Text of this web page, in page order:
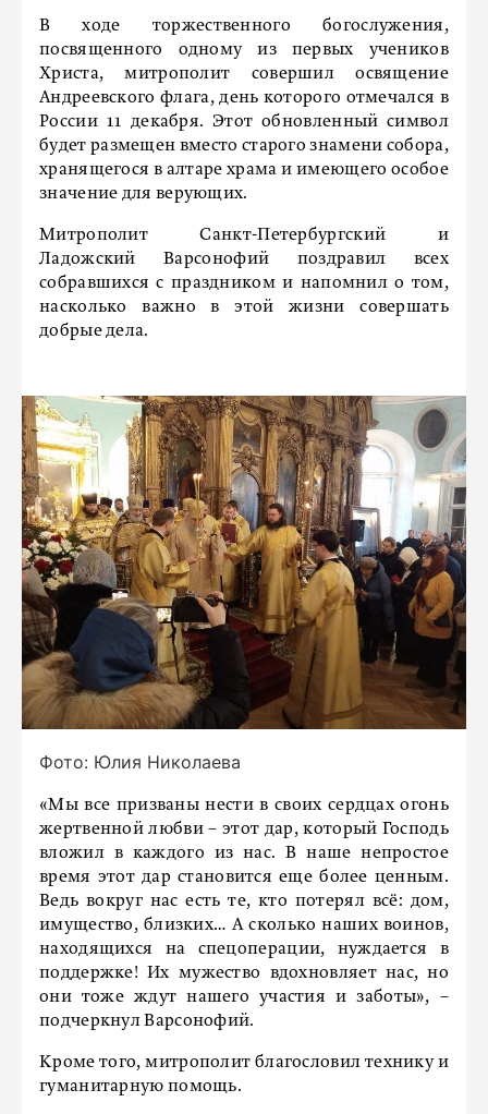
В ходе торжественного богослужения,
посвященного одному из первых учеников
Христа, митрополит совершил освящение
Андреевского флага, день которого отмечался в
России 11 декабря. Этот обновленный символ
будет размещен вместо старого знамени собора,
хранящегося в алтаре храма и имеющего особое
значение для верующих.
Митрополит Санкт-Петербургский и
Ладожский Варсонофий поздравил всех
собравшихся с праздником и напомнил о том,
насколько важно в этой жизни совершать
добрые дела.
Фото: Юлия Николаева
«Мы все призваны нести в своих сердцах огонь
жертвенной любви – этот дар, который Господь
вложил в каждого из нас. В наше непростое
время этот дар становится еще более ценным.
Ведь вокруг нас есть те, кто потерял всё: дом,
имущество, близких… А сколько наших воинов,
находящихся на спецоперации, нуждается в
поддержке! Их мужество вдохновляет нас, но
они тоже ждут нашего участия и заботы», –
подчеркнул Варсонофий.
Кроме того, митрополит благословил технику и
гуманитарную помощь.